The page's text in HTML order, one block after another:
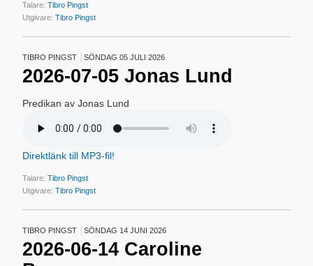
Talare:Tibro Pingst
Utgivare:Tibro Pingst
TIBRO PINGST SÖNDAG 05 JULI 2026
2026-07-05 Jonas Lund
Predikan av Jonas Lund
Direktlänk till MP3-fil!
Talare:Tibro Pingst
Utgivare:Tibro Pingst
TIBRO PINGST SÖNDAG 14 JUNI 2026
2026-06-14 Caroline